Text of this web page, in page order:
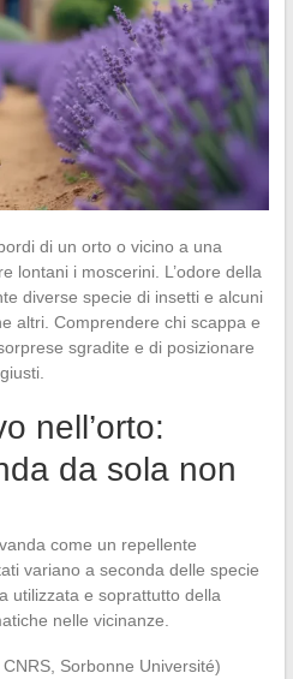
di un orto o vicino a una
lontani i moscerini. L’odore della
diverse specie di insetti e alcuni
altri. Comprendere chi scappa e
sgradite e di posizionare
nell’orto:
da sola non
come un repellente
variano a seconda delle specie
utilizzata e soprattutto della
nelle vicinanze.
Sorbonne Université)